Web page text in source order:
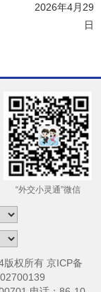
29
日
“外交小灵通”微信
权所有 京ICP备